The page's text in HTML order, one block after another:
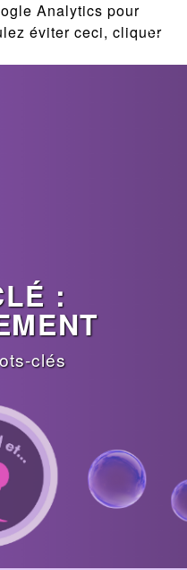
Analytics pour
éviter ceci, cliquer
:
clés